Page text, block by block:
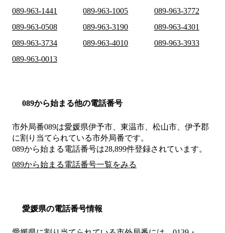
089-963-1441
089-963-1005
089-963-3772
089-963-0508
089-963-3190
089-963-4301
089-963-3734
089-963-4010
089-963-3933
089-963-0013
089から始まる他の電話番号
市外局番089は愛媛県伊予市、東温市、松山市、伊予郡
に割り当てられている市外局番です。
089から始まる電話番号は28,899件登録されています。
089から始まる電話番号一覧をみる
愛媛県の電話番号情報